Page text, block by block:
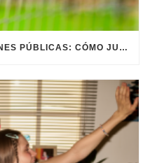
LA COPA DE LAS RELACIONES PÚBLICAS: CÓMO JUGAR EL PARTIDO DE LA REPUTACIÓN